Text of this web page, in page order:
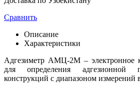
Сравнить
Описание
Характеристики
Адгезиметр АМЦ-2М – электронное
для определения адгезионной
конструкций с диапазоном измерений